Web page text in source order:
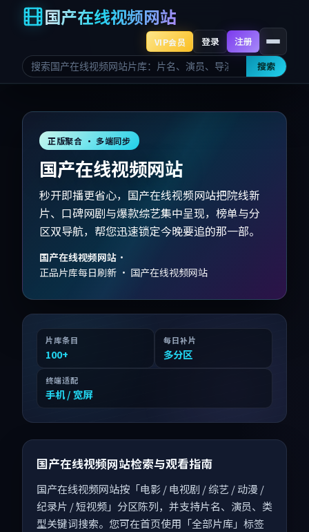
国产在线视频网站
搜索
VIP会员 登录 注册
正版聚合 · 多端同步
国产在线视频网站
秒开即播更省心，国产在线视频网站把院线新
片、口碑网剧与爆款综艺集中呈现，榜单与分
区双导航，帮您迅速锁定今晚要追的那一部。
国产在线视频网站 ·
正品片库每日刷新 · 国产在线视频网站
片库条目
100+
每日补片
多分区
终端适配
手机 / 宽屏
国产在线视频网站检索与观看指南
国产在线视频网站按「电影 / 电视剧 / 综艺 / 动漫 /
纪录片 / 短视频」分区陈列，并支持片名、演员、类
型关键词搜索。您可在首页使用「全部片库」标签